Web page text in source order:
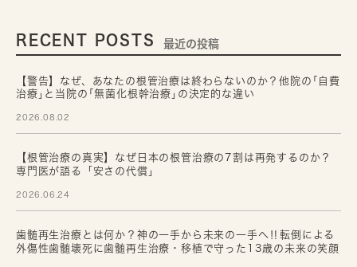
RECENT POSTS 最近の投稿
【警告】なぜ、あなたの根管治療は終わらないのか？他院の｢自費
治療｣と当院の｢無菌化根幹治療｣の決定的な違い
2026.08.02
【根管治療の真実】なぜ日本の根管治療の7割は再発するのか？
専門医が語る「安さの代償」
2026.06.24
歯髄再生治療とは何か？神の一手から未来の一手へ‼転倒による
外傷性歯髄壊死に歯髄再生治療・移植で守った13歳の未来の笑顔